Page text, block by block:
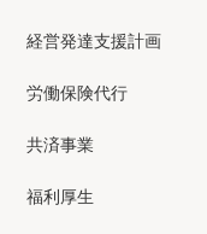
経営発達支援計画
労働保険代行
共済事業
福利厚生